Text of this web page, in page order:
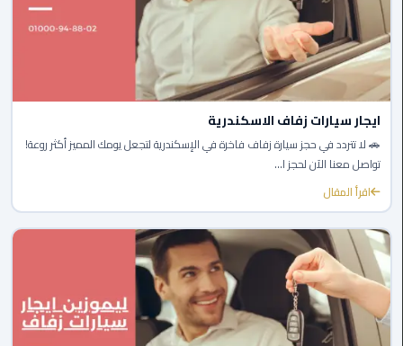
مطار
برج
العرب
إلى
القاهرة
ليموزين
الهرم
ليموزين
من
مطار
برج
العرب
الى
الساحل
ايجار سيارات زفاف الاسكندرية
🚗 لا تتردد في حجز سيارة زفاف فاخرة في الإسكندرية لتجعل يومك المميز أكثر روعة!
تواصل معنا الآن لحجز ا...
اقرأ المقال